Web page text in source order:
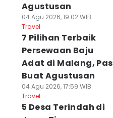
Agustusan
04 Agu 2026, 19:02 WIB
Travel
7 Pilihan Terbaik
Persewaan Baju
Adat di Malang, Pas
Buat Agustusan
04 Agu 2026, 17:59 WIB
Travel
5 Desa Terindah di